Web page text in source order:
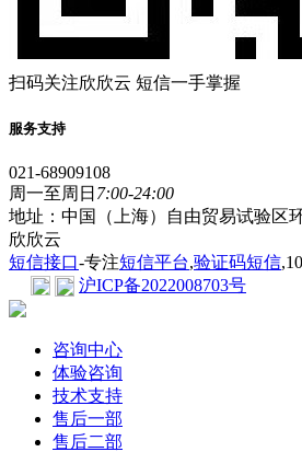
扫码关注欣欣云 短信一手掌握
服务支持
021-68909108
周一至周日 7:00-24:00
地址：中国（上海）自由贸易试验区
欣欣云
短信接口-专注短信平台,验证码短信
沪ICP备2022008703号
咨询中心
体验咨询
技术支持
售后一部
售后二部